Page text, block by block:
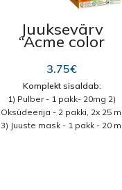
Juuksevärv
“Acme color
067 cappuccino
3.75€
Komplekt sisaldab:
1) Pulber - 1 pakk- 20mg 2)
Oksüdeerija - 2 pakki, 2x 25 ml
3) Juuste mask - 1 pakk - 20 ml